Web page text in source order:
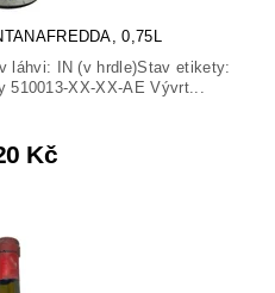
0,75L
láhvi: IN (v hrdle)Stav etikety:
510013-XX-XX-AE Vývrt...
Kč